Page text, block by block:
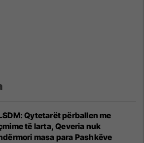
Qytetarët përballen me
të larta, Qeveria nuk
masa para Pashkëve